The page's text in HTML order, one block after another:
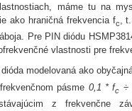
máme tu na
ako hraničná frekvencia fc
,
Pre PIN diódu
vlastnosti pre
modelovaná ako
pásme 0,1 * fc ÷
z frekvenčne